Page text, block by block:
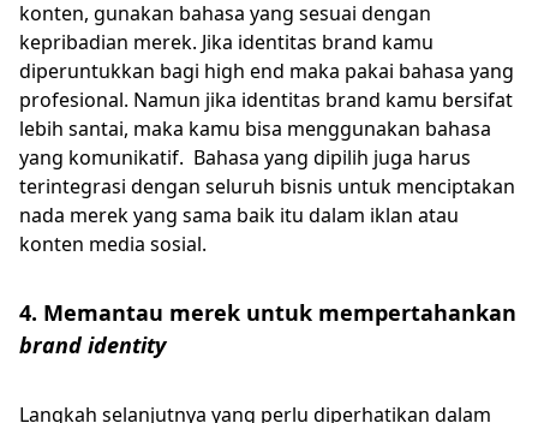
konten, gunakan bahasa yang sesuai dengan
kepribadian merek. Jika identitas brand kamu
diperuntukkan bagi high end maka pakai bahasa yang
profesional. Namun jika identitas brand kamu bersifat
lebih santai, maka kamu bisa menggunakan bahasa
yang komunikatif. Bahasa yang dipilih juga harus
terintegrasi dengan seluruh bisnis untuk menciptakan
nada merek yang sama baik itu dalam iklan atau
konten media sosial.
4. Memantau merek untuk mempertahankan
brand identity
Langkah selanjutnya yang perlu diperhatikan dalam